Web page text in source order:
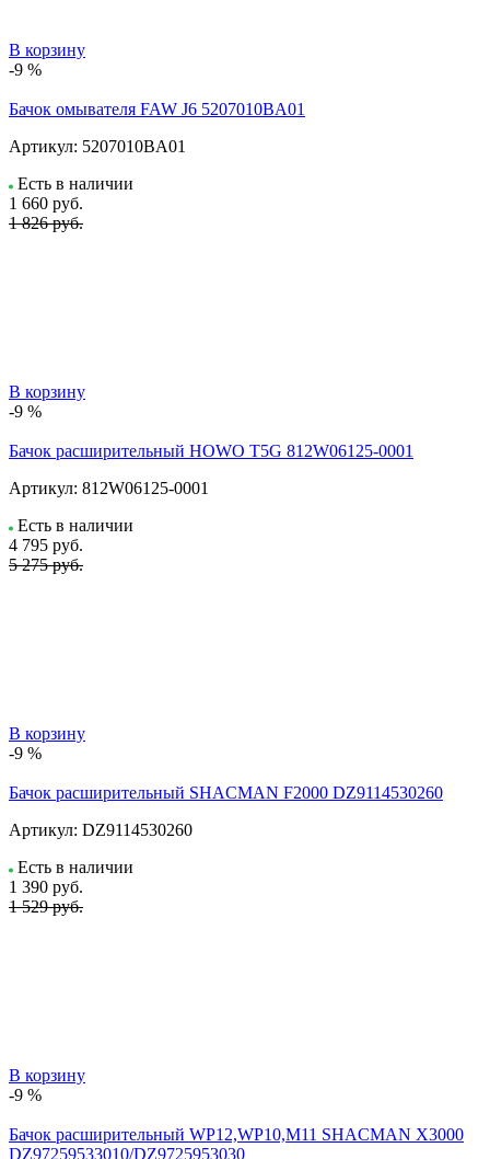
В корзину
-9 %
Бачок омывателя FAW J6 5207010BA01
Артикул: 5207010BA01
Есть в наличии
1 660 руб.
1 826 руб.
В корзину
-9 %
Бачок расширительный HOWO T5G 812W06125-0001
Артикул: 812W06125-0001
Есть в наличии
4 795 руб.
5 275 руб.
В корзину
-9 %
Бачок расширительный SHACMAN F2000 DZ9114530260
Артикул: DZ9114530260
Есть в наличии
1 390 руб.
1 529 руб.
В корзину
-9 %
Бачок расширительный WP12,WP10,M11 SHACMAN X3000
DZ97259533010/DZ9725953030